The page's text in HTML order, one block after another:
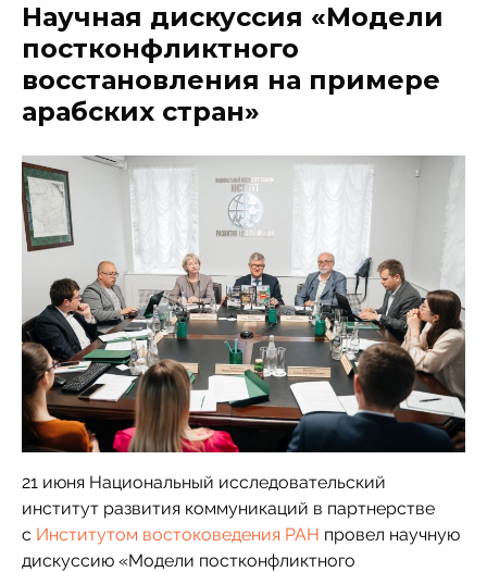
Научная дискуссия «Модели
постконфликтного
восстановления на примере
арабских стран»
21 июня Национальный исследовательский
институт развития коммуникаций в партнерстве
с Институтом востоковедения РАН провел научную
дискуссию «Модели постконфликтного